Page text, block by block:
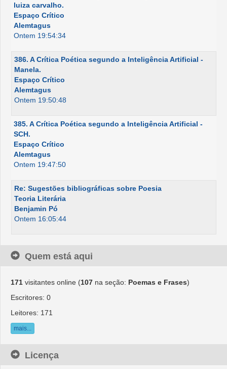
luiza carvalho.
Espaço Crítico
Alemtagus
Ontem 19:54:34
386. A Crítica Poética segundo a Inteligência Artificial -
Manela.
Espaço Crítico
Alemtagus
Ontem 19:50:48
385. A Crítica Poética segundo a Inteligência Artificial -
SCH.
Espaço Crítico
Alemtagus
Ontem 19:47:50
Re: Sugestões bibliográficas sobre Poesia
Teoria Literária
Benjamin Pó
Ontem 16:05:44
Quem está aqui
171 visitantes online (107 na seção: Poemas e Frases)
Escritores: 0
Leitores: 171
mais...
Licença